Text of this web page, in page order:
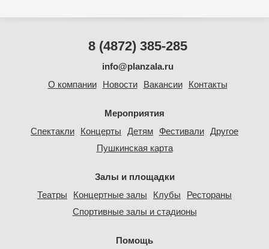
Мероприятия
Спектакли
Концерты Детям Фестивали Другое
Пушкинская карта
Залы и площадки
Театры
Концертные залы Клубы
Рестораны
Спортивные залы и стадионы
Помощь
8 (4872) 385-285
info@planzala.ru
О компании
Новости Вакансии Контакты